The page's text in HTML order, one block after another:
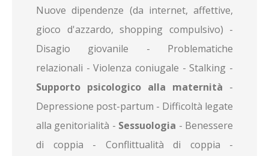
Nuove dipendenze (da internet, affettive,
gioco d'azzardo, shopping compulsivo) -
Disagio giovanile - Problematiche
relazionali - Violenza coniugale - Stalking -
Supporto psicologico alla maternità -
Depressione post-partum - Difficoltà legate
alla genitorialità - Sessuologia - Benessere
di coppia - Conflittualità di coppia -